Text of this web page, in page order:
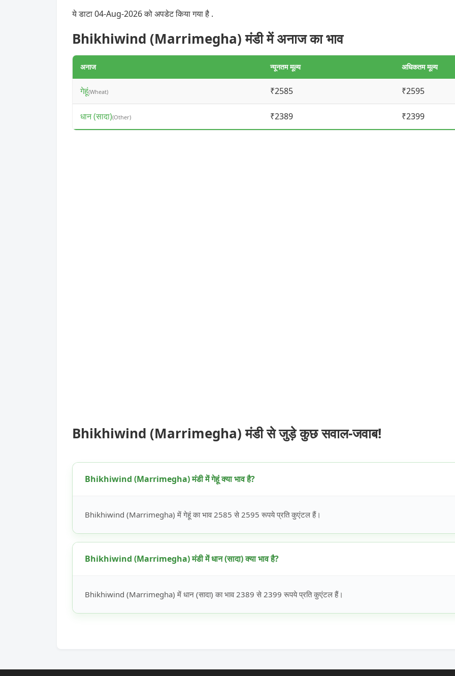
ये डाटा 04-Aug-2026 को अपडेट किया गया है .
Bhikhiwind (Marrimegha) मंडी में अनाज का भाव
अनाज न्यूनतम मूल्य अधिकतम मूल्य
गेहूं(Wheat) ₹2585 ₹2595
धान (सादा)(Other) ₹2389 ₹2399
Bhikhiwind (Marrimegha) मंडी से जुड़े कुछ सवाल-जवाब!
Bhikhiwind (Marrimegha) मंडी में गेहूं क्या भाव है?
Bhikhiwind (Marrimegha) में गेहूं का भाव 2585 से 2595 रूपये प्रति कुएंटल हैं।
Bhikhiwind (Marrimegha) मंडी में धान (सादा) क्या भाव है?
Bhikhiwind (Marrimegha) में धान (सादा) का भाव 2389 से 2399 रूपये प्रति कुएंटल हैं।